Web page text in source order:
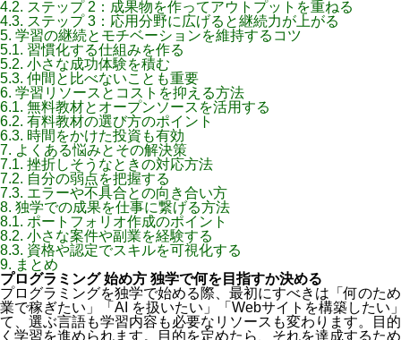
4.2. ステップ 2：成果物を作ってアウトプットを重ねる
4.3. ステップ 3：応用分野に広げると継続力が上がる
5. 学習の継続とモチベーションを維持するコツ
5.1. 習慣化する仕組みを作る
5.2. 小さな成功体験を積む
5.3. 仲間と比べないことも重要
6. 学習リソースとコストを抑える方法
6.1. 無料教材とオープンソースを活用する
6.2. 有料教材の選び方のポイント
6.3. 時間をかけた投資も有効
7. よくある悩みとその解決策
7.1. 挫折しそうなときの対応方法
7.2. 自分の弱点を把握する
7.3. エラーや不具合との向き合い方
8. 独学での成果を仕事に繋げる方法
8.1. ポートフォリオ作成のポイント
8.2. 小さな案件や副業を経験する
8.3. 資格や認定でスキルを可視化する
9. まとめ
プログラミング 始め方 独学で何を目指すか決める
プログラミングを独学で始める際、最初にすべきは「何のた
業で稼ぎたい」「AI を扱いたい」「Webサイトを構築したい
て、選ぶ言語も学習内容も必要なリソースも変わります。目
く学習を進められます。目的を定めたら、それを達成するた